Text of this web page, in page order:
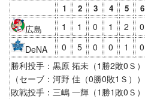
1 2 3 4 5 6
広島 1 1 0 1 2 0
DeNA
0 5 0 0 1 0
勝利投手：黒原 拓未（1勝2敗0Ｓ）
（セーブ：河野 佳（0勝0敗1Ｓ））
敗戦投手：三嶋 一輝（1勝1敗0Ｓ）